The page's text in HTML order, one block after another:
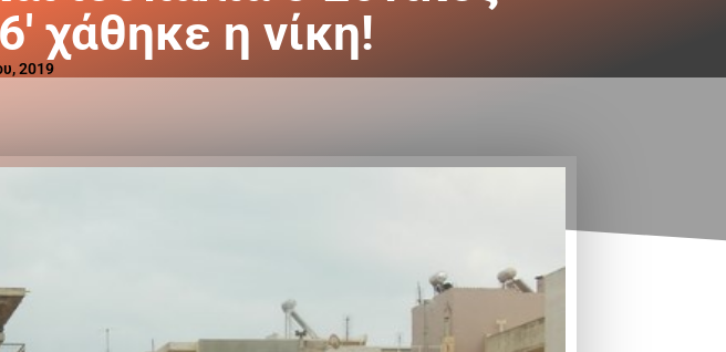
χάθηκε η νίκη!
2019